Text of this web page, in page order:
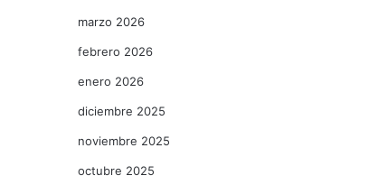
marzo 2026
febrero 2026
enero 2026
diciembre 2025
noviembre 2025
octubre 2025